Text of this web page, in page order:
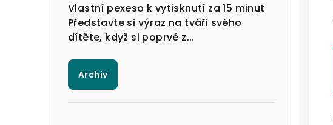
Vlastní pexeso k vytisknutí za 15 minut
Představte si výraz na tváři svého
dítěte, když si poprvé z...
Archiv